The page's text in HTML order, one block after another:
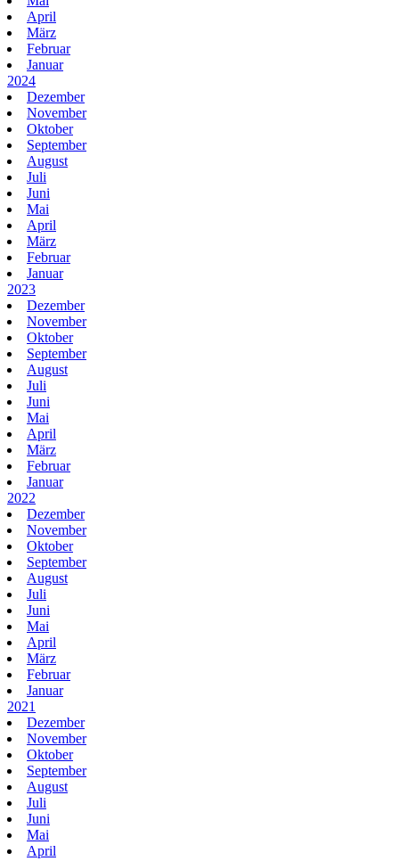
April
März
Februar
Januar
2024
Dezember
November
Oktober
September
August
Juli
Juni
Mai
April
März
Februar
Januar
2023
Dezember
November
Oktober
September
August
Juli
Juni
Mai
April
März
Februar
Januar
2022
Dezember
November
Oktober
September
August
Juli
Juni
Mai
April
März
Februar
Januar
2021
Dezember
November
Oktober
September
August
Juli
Juni
Mai
April